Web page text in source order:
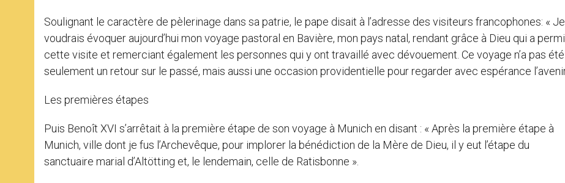
Soulignant le caractère de pèlerinage dans sa patrie, le pape disait à l’adresse des visiteurs francophones: « Je
voudrais évoquer aujourd’hui mon voyage pastoral en Bavière, mon pays natal, rendant grâce à Dieu qui a
cette visite et remerciant également les personnes qui y ont travaillé avec dévouement. Ce voyage n’a pas été
seulement un retour sur le passé, mais aussi une occasion providentielle pour regarder avec espérance l’avenir
Les premières étapes
Puis Benoît XVI s’arrêtait à la première étape de son voyage à Munich en disant : « Après la première étape à
Munich, ville dont je fus l’Archevêque, pour implorer la bénédiction de la Mère de Dieu, il y eut l’étape du
sanctuaire marial d’Altötting et, le lendemain, celle de Ratisbonne ».